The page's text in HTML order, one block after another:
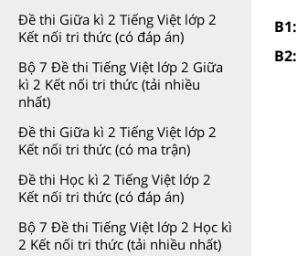
Đề thi Giữa kì 2 Tiếng Việt lớp 2
Kết nối tri thức (có đáp án)
Bộ 7 Đề thi Tiếng Việt lớp 2 Giữa
kì 2 Kết nối tri thức (tải nhiều
nhất)
Đề thi Giữa kì 2 Tiếng Việt lớp 2
Kết nối tri thức (có ma trận)
Đề thi Học kì 2 Tiếng Việt lớp 2
Kết nối tri thức (có đáp án)
Bộ 7 Đề thi Tiếng Việt lớp 2 Học kì
2 Kết nối tri thức (tải nhiều nhất)
B1:
B2: